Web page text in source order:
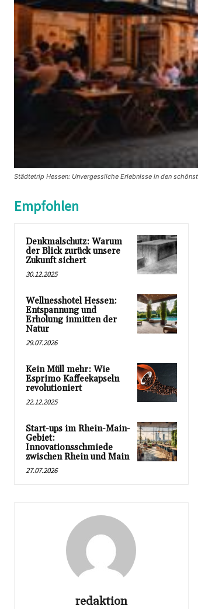
Städtetrip Hessen: Unvergessliche Erlebnisse in den
Empfohlen
Denkmalschutz: Warum
der Blick zurück unsere
Zukunft sichert
30.12.2025
Wellnesshotel Hessen:
Entspannung und
Erholung inmitten der
Natur
29.07.2026
Kein Müll mehr: Wie
Esprimo Kaffeekapseln
revolutioniert
22.12.2025
Start-ups im Rhein-Main-
Gebiet:
Innovationsschmiede
zwischen Rhein und Main
27.07.2026
redaktion